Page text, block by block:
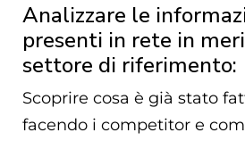
Analizzare le
presenti in rete in
settore di riferimento:
Scoprire cosa è già stato
facendo i competitor e